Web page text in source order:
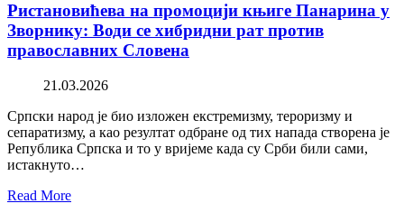
Ристановићева на промоцији књиге Панарина у
Зворнику: Води се хибридни рат против
православних Словена
21.03.2026
Српски народ је био изложен екстремизму, тероризму и
сепаратизму, а као резултат одбране од тих напада створена је
Република Српска и то у вријеме када су Срби били сами,
истакнуто…
Read More